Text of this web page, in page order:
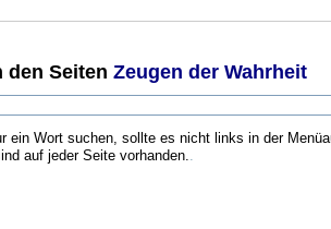
den Seiten Zeugen der Wahrheit
ein Wort suchen, sollte es nicht links in der
auf jeder Seite vorhanden.